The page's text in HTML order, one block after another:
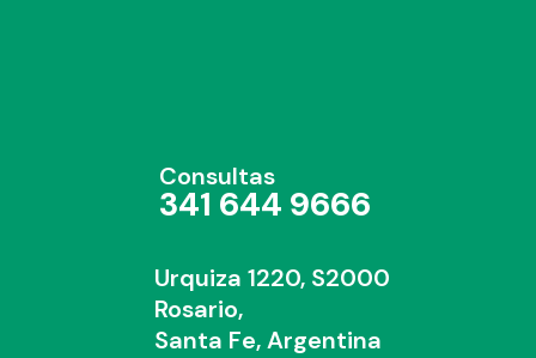
Consultas
341 644 9666
Urquiza 1220, S2000
Rosario,
Santa Fe, Argentina